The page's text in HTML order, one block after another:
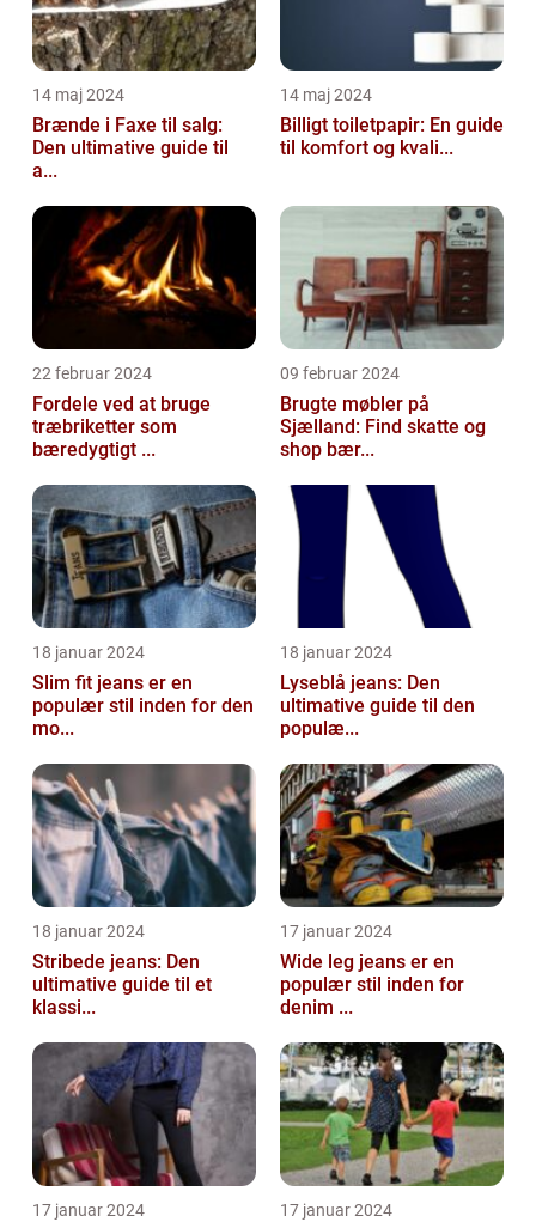
14 maj 2024
Brænde i Faxe til salg:
Den ultimative guide til
a...
14 maj 2024
Billigt toiletpapir: En guide
til komfort og kvali...
22 februar 2024
Fordele ved at bruge
træbriketter som
bæredygtigt ...
09 februar 2024
Brugte møbler på
Sjælland: Find skatte og
shop bær...
18 januar 2024
Slim fit jeans er en
populær stil inden for den
mo...
18 januar 2024
Lyseblå jeans: Den
ultimative guide til den
populæ...
18 januar 2024
Stribede jeans: Den
ultimative guide til et
klassi...
17 januar 2024
Wide leg jeans er en
populær stil inden for
denim ...
17 januar 2024 17 januar 2024